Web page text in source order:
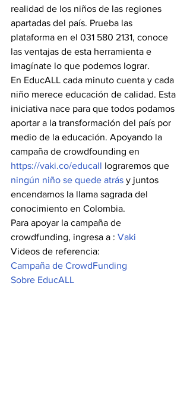
realidad de los niños de las regiones
apartadas del país. Prueba las
plataforma en el 031 580 2131, conoce
las ventajas de esta herramienta e
imagínate lo que podemos lograr.
En EducALL cada minuto cuenta y cada
niño merece educación de calidad. Esta
iniciativa nace para que todos podamos
aportar a la transformación del país por
medio de la educación. Apoyando la
campaña de crowdfounding en
https://vaki.co/educall lograremos que
ningún niño se quede atrás y juntos
encendamos la llama sagrada del
conocimiento en Colombia.
Para apoyar la campaña de
crowdfunding, ingresa a : Vaki
Videos de referencia:
Campaña de CrowdFunding
Sobre EducALL